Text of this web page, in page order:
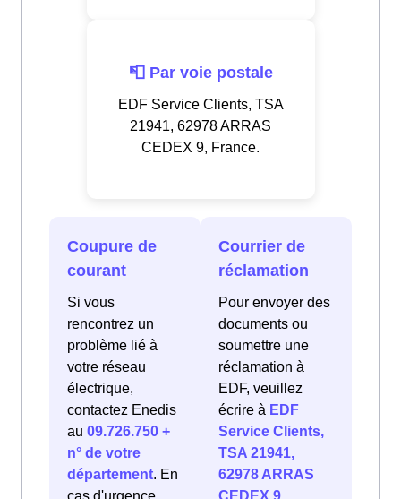
📮 Par voie postale
EDF Service Clients, TSA
21941, 62978 ARRAS
CEDEX 9, France.
Coupure de
courant
Si vous
rencontrez un
problème lié à
votre réseau
électrique,
contactez Enedis
au 09.726.750 +
n° de votre
département. En
Courrier de
réclamation
Pour envoyer des
documents ou
soumettre une
réclamation à
EDF, veuillez
écrire à EDF
Service Clients,
TSA 21941,
62978 ARRAS